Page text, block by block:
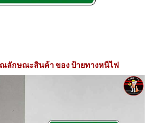
ลักษณะสินค้า ของ ป้ายทางหนีไฟ